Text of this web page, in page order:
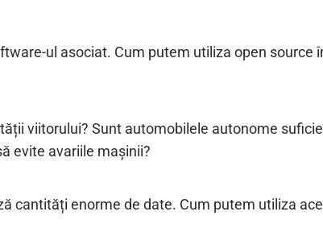
ul asociat. Cum putem utiliza open source
viitorului? Sunt automobilele autonome
evite avariile mașinii?
cantități enorme de date. Cum putem utiliza